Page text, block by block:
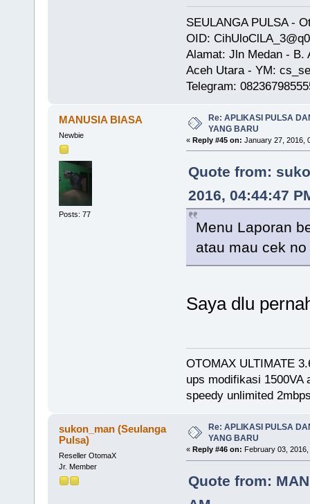
SEULANGA PULSA -
OID:
Alamat: Jln Medan - B.
Aceh Utara - YM:
Telegram:
MANUSIA BIASA
Newbie
Posts: 77
Re: APLIKASI PULSA
YANG BARU
« Reply #45 on: January 27, 2016,
Quote from:
2016, 04:44:47
Menu Laporan
atau mau cek
Saya dlu
OTOMAX ULTIMATE
ups modifikasi 1500VA
speedy unlimited
sukon_man (Seulanga
Pulsa)
Reseller OtomaX
Jr. Member
Re: APLIKASI PULSA
YANG BARU
« Reply #46 on: February 03, 2016,
Quote from: